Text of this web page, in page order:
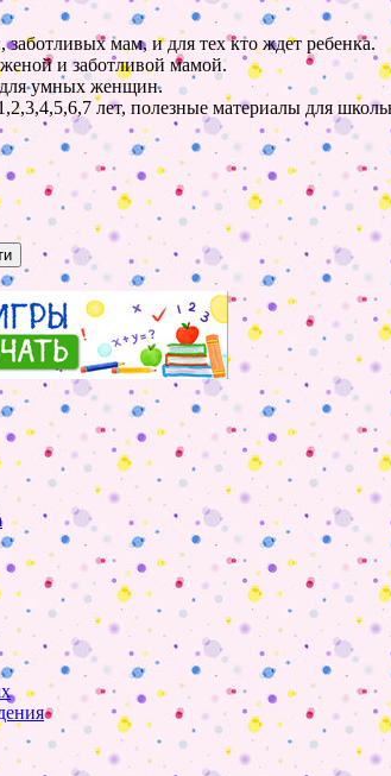
мам, и для тех кто ждет ребенка.
и заботливой мамой.
умных женщин.
лет, полезные материалы для